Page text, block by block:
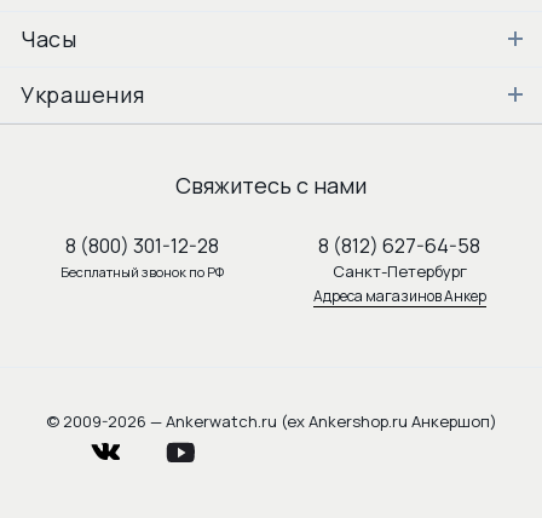
Часы
Украшения
Свяжитесь с нами
8 (800) 301-12-28
Бесплатный звонок по РФ
8 (812) 627-64-58
Санкт-Петербург
Адреса магазинов Анкер
© 2009-2026 — Ankerwatch.ru (ex Ankershop.ru Анкершоп)
vkontakte youtube